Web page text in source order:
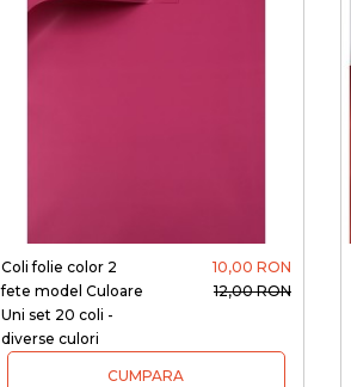
Coli folie color 2
fete model Culoare
Uni set 20 coli -
diverse culori
10,00 RON
12,00 RON
CUMPARA